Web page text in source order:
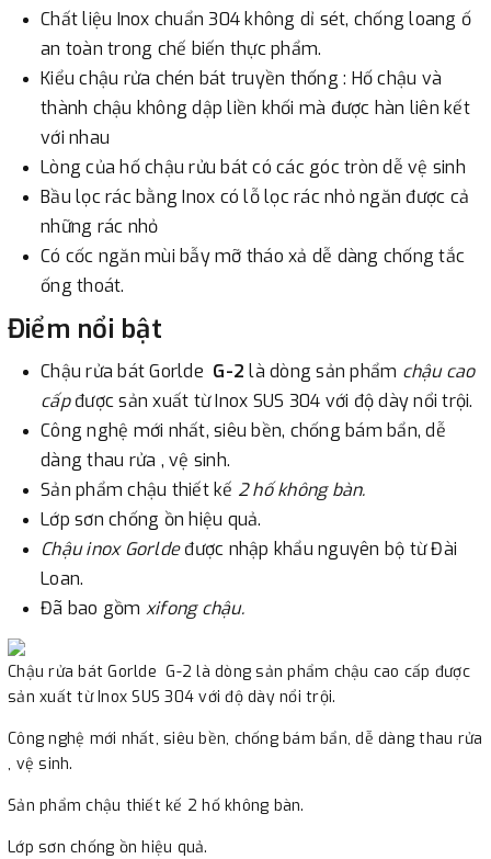
Chất liệu Inox chuẩn 304 không dỉ sét, chống loang ố
an toàn trong chế biến thực phẩm.
Kiểu chậu rửa chén bát truyền thống : Hố chậu và
thành chậu không dập liền khối mà được hàn liên kết
với nhau
Lòng của hố chậu rửu bát có các góc tròn dễ vệ sinh
Bầu lọc rác bằng Inox có lỗ lọc rác nhỏ ngăn được cả
những rác nhỏ
Có cốc ngăn mùi bẫy mỡ tháo xả dễ dàng chống tắc
ống thoát.
Điểm nổi bật
Chậu rửa bát Gorlde G-2là dòng sản phẩm chậu cao
cấpđược sản xuất từ Inox SUS 304 với độ dày nổi trội.
Công nghệ mới nhất, siêu bền, chống bám bẩn, dễ
dàng thau rửa , vệ sinh.
Sản phẩm chậu thiết kế 2 hố không bàn.
Lớp sơn chống ồn hiệu quả.
Chậu inox Gorldeđược nhập khẩu nguyên bộ từ Đài
Loan.
Đã bao gồm xifong chậu.
Chậu rửa bát Gorlde G-2 là dòng sản phẩm chậu cao cấp được
sản xuất từ Inox SUS 304 với độ dày nổi trội.
Công nghệ mới nhất, siêu bền, chống bám bẩn, dễ dàng thau rửa
, vệ sinh.
Sản phẩm chậu thiết kế 2 hố không bàn.
Lớp sơn chống ồn hiệu quả.